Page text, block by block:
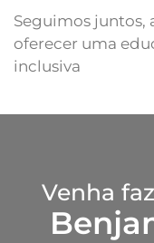
Seguimos juntos,
oferecer uma
inclusiva
Venha